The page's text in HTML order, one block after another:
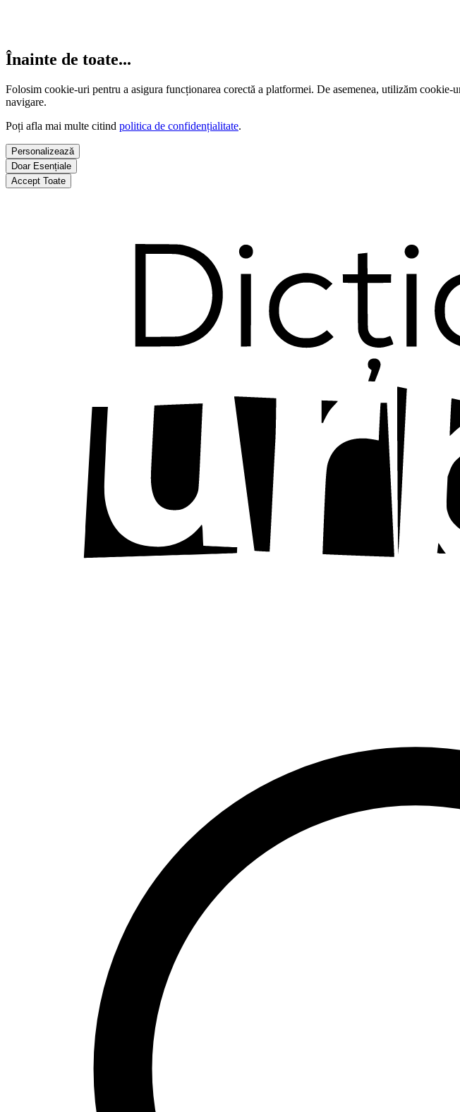
Înainte de toate...
Folosim cookie-uri pentru a asigura funcționarea corectă a platformei. De asemenea, utilizăm
navigare.
Poți afla mai multe citind politica de confidențialitate.
Personalizează
Doar Esențiale
Accept Toate